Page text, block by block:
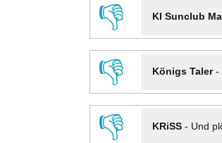
👎
KI Sunclub
👎
Königs Taler-
👎
KRiSS- Und